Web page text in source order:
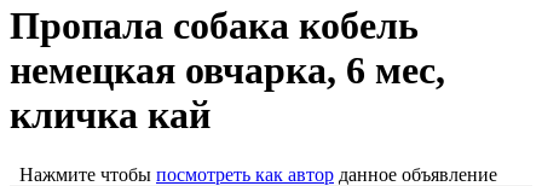
Пропала собака кобель
немецкая овчарка, 6 мес,
кличка кай
Нажмите чтобы посмотреть как автор данное объявление